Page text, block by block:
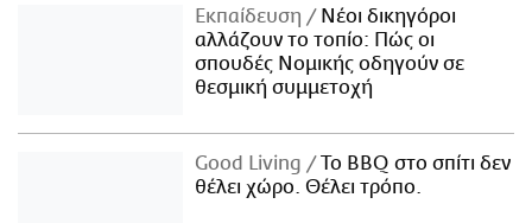
Εκπαίδευση
Νέοι δικηγόροι
αλλάζουν το τοπίο: Πώς οι
σπουδές Νομικής οδηγούν σε
θεσμική συμμετοχή
Good Living
Το BBQ στο σπίτι δεν
θέλει χώρο. Θέλει τρόπο.